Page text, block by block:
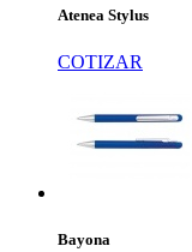
Atenea Stylus
COTIZAR
Bayona